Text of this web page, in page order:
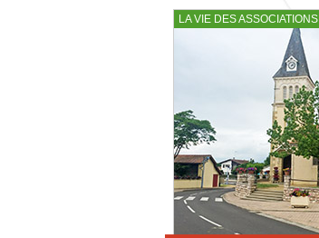
LA VIE DES ASSOCIATIONS